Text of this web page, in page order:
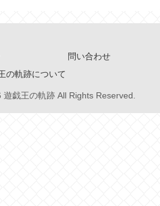
問い合わせ
の軌跡について
戯王の軌跡 All Rights Reserved.